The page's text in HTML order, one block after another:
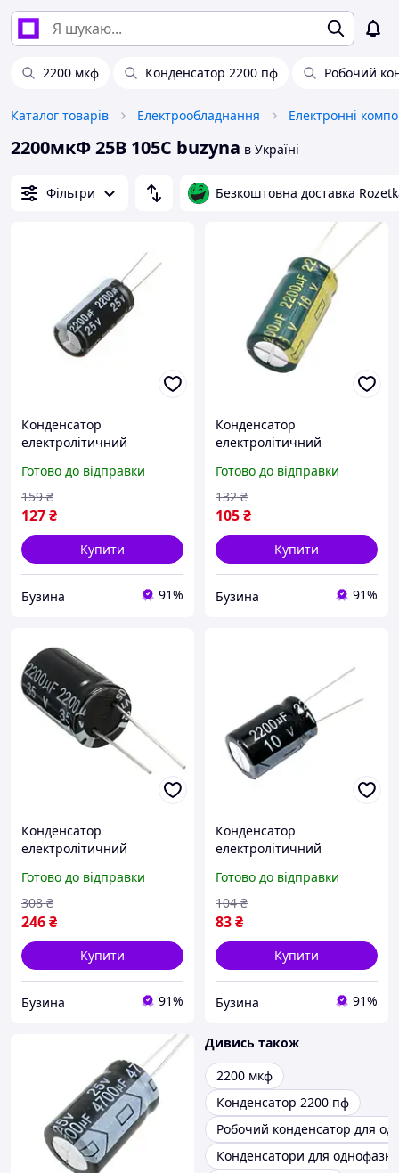
2200 мкф Конденсатор 2200 пф Робочий
Каталог товарів Електрообладнання Електронні
2200мкФ 25В 105С buzyna в Україні
Фільтри Безкоштовна доставка
Конденсатор
електролітичний
2200мкФ 25В 105С buzyna
Готово до відправки
127₴
159 ₴
Купити
Бузина 91%
Конденсатор
електролітичний
2200мкФ 16В 105С buzyna
Готово до відправки
105₴
132 ₴
Купити
Бузина 91%
Конденсатор
електролітичний
2200мкФ 35В 105С buzyna
Готово до відправки
246₴
308 ₴
Купити
Бузина 91%
Конденсатор
електролітичний
2200мкФ 10В 105С buzyna
Готово до відправки
83₴
104 ₴
Купити
Бузина 91%
Дивись також
2200 мкф
Конденсатор 2200 пф
Робочий конденсатор для
Конденсатори для